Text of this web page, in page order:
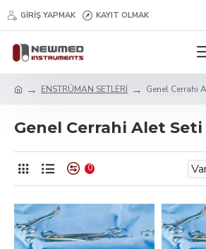
GIRIŞ YAPMAK KAYIT OLMAK
ENSTRÜMAN SETLERİ Genel Cerrahi
Genel Cerrahi Alet Seti
0